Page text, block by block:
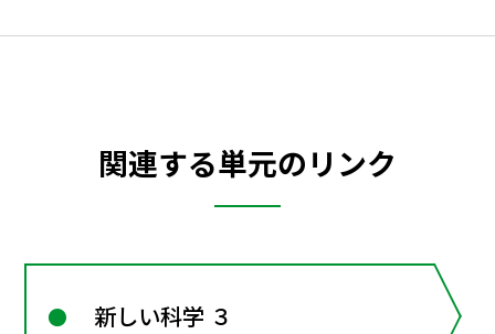
関連する単元のリンク
新しい科学 ３